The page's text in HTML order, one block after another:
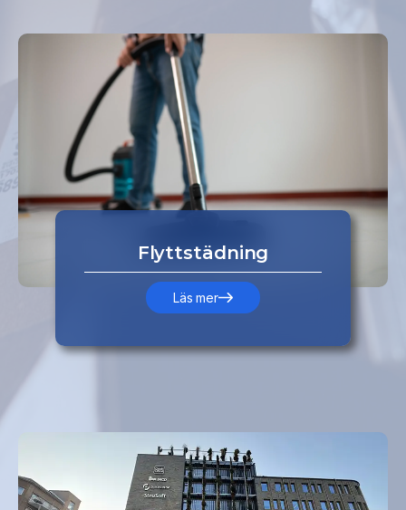
Flyttstädning
Läs merom flyttstädning